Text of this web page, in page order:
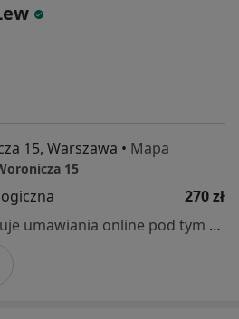
15, Warszawa • Mapa
15
270 zł
Specjalista nie oferuje umawiania online pod tym adresem.